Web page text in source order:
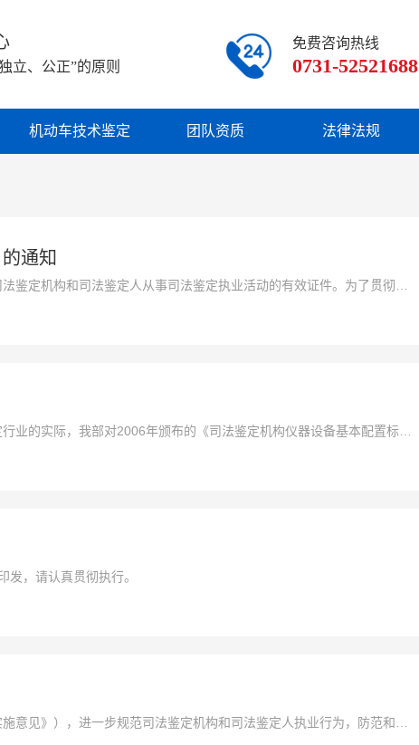
机动车技术鉴定 团队资质 法律法规
立、公正”的原则 0731-52521688
免费咨询热线
通知
鉴定机构和司法鉴定人从事司法鉴定执业活动的有效证件。为了贯彻执
理办法》（司法部第95号令）、《司法鉴定人登记管理办法》（司法
业的实际，我部对2006年颁布的《司法鉴定机构仪器设备基本配置标准
标准》（以下简称《配置标准》）印发给你们，自2012年3月1日起施
，请认真贯彻执行。
见》），进一步规范司法鉴定机构和司法鉴定人执业行为，防范和化